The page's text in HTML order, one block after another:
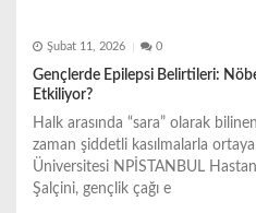
Şubat 11, 2026 0
Gençlerde Epilepsi Belirtileri:
Etkiliyor?
Halk arasında “sara” olarak
zaman şiddetli kasılmalarla
Üniversitesi NPİSTANBUL
Şalçini, gençlik çağı e